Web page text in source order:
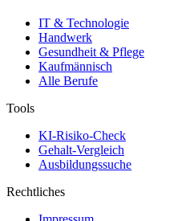
IT & Technologie
Handwerk
Gesundheit & Pflege
Kaufmännisch
Alle Berufe
Tools
KI-Risiko-Check
Gehalt-Vergleich
Ausbildungssuche
Rechtliches